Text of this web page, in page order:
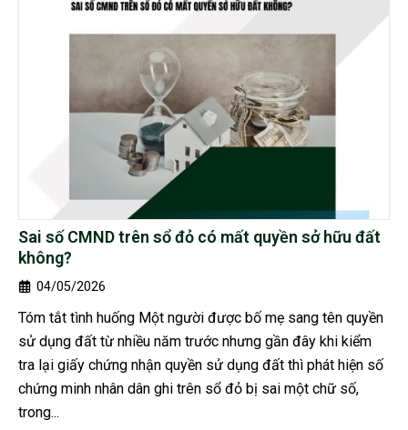
Sai số CMND trên sổ đỏ có mất quyền sở hữu đất
không?
04/05/2026
Tóm tắt tình huống Một người được bố mẹ sang tên quyền
sử dụng đất từ nhiều năm trước nhưng gần đây khi kiểm
tra lại giấy chứng nhận quyền sử dụng đất thì phát hiện số
chứng minh nhân dân ghi trên sổ đỏ bị sai một chữ số,
trong...